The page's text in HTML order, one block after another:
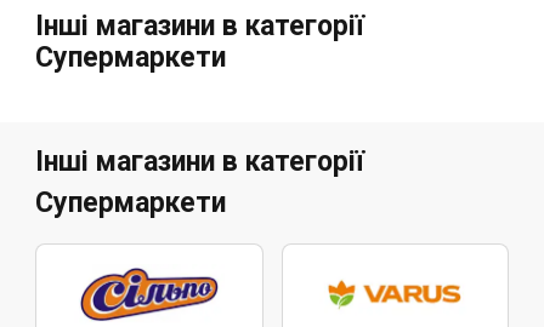
Інші магазини в категорії
Супермаркети
Інші магазини в категорії
Супермаркети